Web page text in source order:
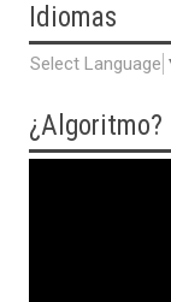
Idiomas
Select Language
¿Algoritmo?